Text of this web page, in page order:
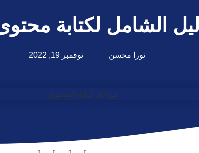
الشامل لكتابة
نورا محسن نوفمبر 19, 2022